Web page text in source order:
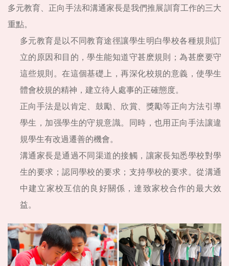
多元教育、正向手法和溝通家長是我們推展訓育工作的三大
重點。
多元教育是以不同教育途徑讓學生明白學校各種規則訂
立的原因和目的，學生能知道守甚麽規則；為甚麽要守
這些規則。在這個基礎上，再深化校規的意義，使學生
體會校規的精神，建立待人處事的正確態度。
正向手法是以肯定、鼓勵、欣賞、獎勵等正向方法引導
學生，加强學生的守規意識。同時，也用正向手法讓違
規學生有改過遷善的機會。
溝通家長是通過不同渠道的接觸，讓家長知悉學校對學
生的要求；認同學校的要求；支持學校的要求。從溝通
中建立家校互信的良好關係，達致家校合作的最大效
益。